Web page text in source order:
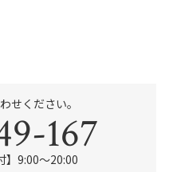
せください。
167
】9:00〜20:00